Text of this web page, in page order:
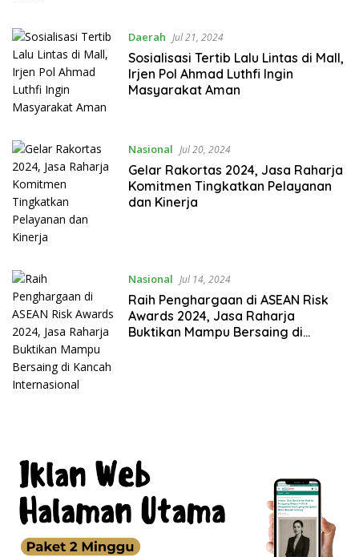
Daerah Jul 21, 2024
Sosialisasi Tertib Lalu Lintas di Mall,
Irjen Pol Ahmad Luthfi Ingin
Masyarakat Aman
Nasional Jul 20, 2024
Gelar Rakortas 2024, Jasa Raharja
Komitmen Tingkatkan Pelayanan
dan Kinerja
Nasional Jul 14, 2024
Raih Penghargaan di ASEAN Risk
Awards 2024, Jasa Raharja
Buktikan Mampu Bersaing di